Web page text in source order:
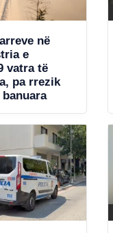
në
e
vatra të
pa rrezik